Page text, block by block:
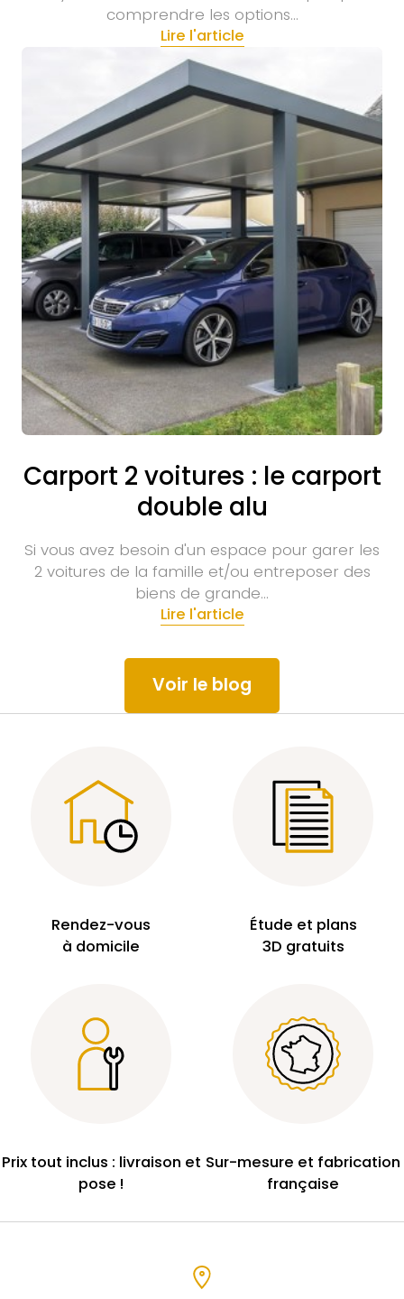
comprendre les options…
Lire l'article
Carport 2 voitures : le carport
double alu
Si vous avez besoin d'un espace pour garer les
2 voitures de la famille et/ou entreposer des
biens de grande…
Lire l'article
Voir le blog
Rendez-vous
à domicile
Étude et plans
3D gratuits
Prix tout inclus : livraison et
pose !
Sur-mesure et fabrication
française